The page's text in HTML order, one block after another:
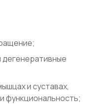
и суставах,
функциональность;